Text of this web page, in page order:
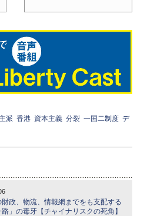
派 香港 資本主義 分裂 一国二制度 デ
政、物流、情報網までをも支配する
路」の毒牙【チャイナリスクの死角】